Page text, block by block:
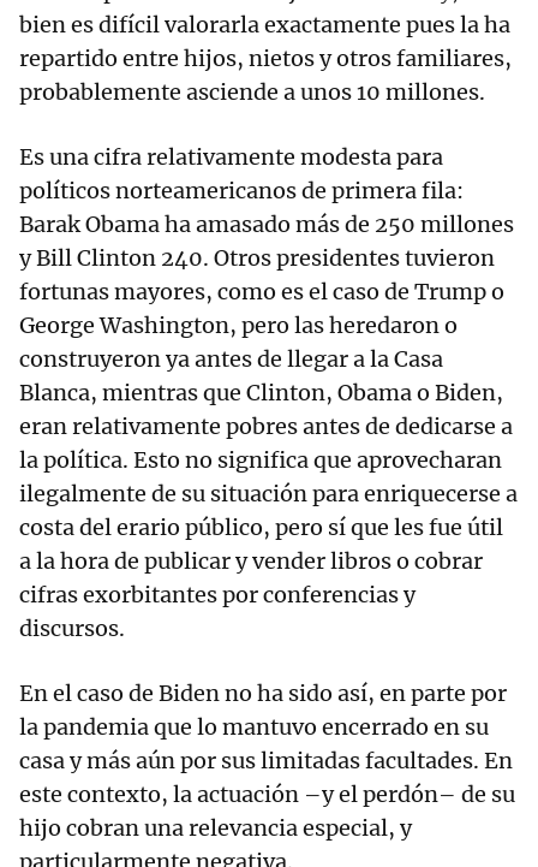
bien es difícil valorarla exactamente pues la ha
repartido entre hijos, nietos y otros familiares,
probablemente asciende a unos 10 millones.
Es una cifra relativamente modesta para
políticos norteamericanos de primera fila:
Barak Obama ha amasado más de 250 millones
y Bill Clinton 240. Otros presidentes tuvieron
fortunas mayores, como es el caso de Trump o
George Washington, pero las heredaron o
construyeron ya antes de llegar a la Casa
Blanca, mientras que Clinton, Obama o Biden,
eran relativamente pobres antes de dedicarse a
la política. Esto no significa que aprovecharan
ilegalmente de su situación para enriquecerse a
costa del erario público, pero sí que les fue útil
a la hora de publicar y vender libros o cobrar
cifras exorbitantes por conferencias y
discursos.
En el caso de Biden no ha sido así, en parte por
la pandemia que lo mantuvo encerrado en su
casa y más aún por sus limitadas facultades. En
este contexto, la actuación –y el perdón– de su
hijo cobran una relevancia especial, y